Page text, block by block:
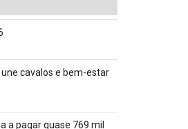
cavalos e bem-estar
a pagar quase 769 mil